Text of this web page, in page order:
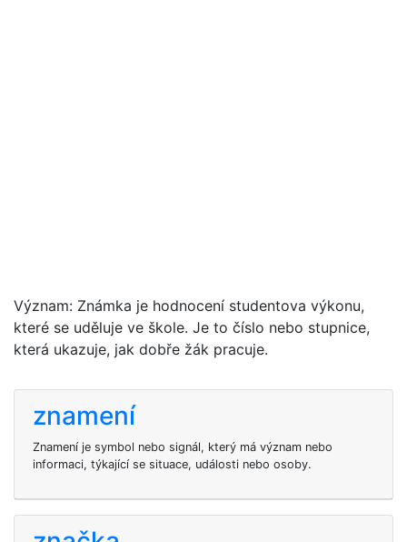
Význam: Známka je hodnocení studentova výkonu,
které se uděluje ve škole. Je to číslo nebo stupnice,
která ukazuje, jak dobře žák pracuje.
znamení
Znamení je symbol nebo signál, který má význam nebo
informaci, týkající se situace, události nebo osoby.